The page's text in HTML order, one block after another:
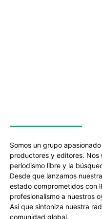
Somos un grupo
productores y editores. Nos
periodismo libre y la
Desde que lanzamos
estado comprometidos con
profesionalismo a nuestros
Así que sintoniza nuestra
comunidad global.